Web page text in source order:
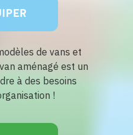
de vans et
aménagé est un
à des besoins
!